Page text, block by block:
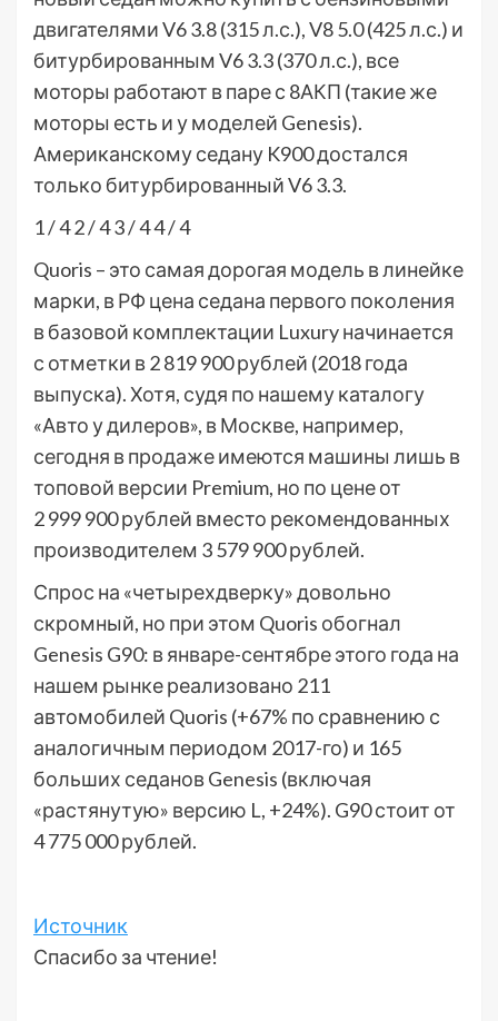
двигателями V6 3.8 (315 л.с.), V8 5.0 (425 л.с.) и
битурбированным V6 3.3 (370 л.с.), все
моторы работают в паре с 8АКП (такие же
моторы есть и у моделей Genesis).
Американскому седану K900 достался
только битурбированный V6 3.3.
1/ 42/ 43/ 44/ 4
Quoris – это самая дорогая модель в линейке
марки, в РФ цена седана первого поколения
в базовой комплектации Luxury начинается
с отметки в 2 819 900 рублей (2018 года
выпуска). Хотя, судя по нашему каталогу
«Авто у дилеров», в Москве, например,
сегодня в продаже имеются машины лишь в
топовой версии Premium, но по цене от
2 999 900 рублей вместо рекомендованных
производителем 3 579 900 рублей.
Спрос на «четырехдверку» довольно
скромный, но при этом Quoris обогнал
Genesis G90: в январе-сентябре этого года на
нашем рынке реализовано 211
автомобилей Quoris (+67% по сравнению с
аналогичным периодом 2017-го) и 165
больших седанов Genesis (включая
«растянутую» версию L, +24%). G90 стоит от
4 775 000 рублей.
Источник
Спасибо за чтение!